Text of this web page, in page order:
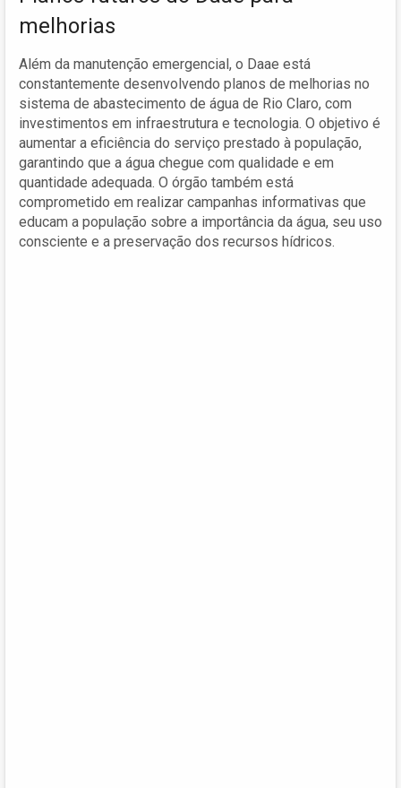
melhorias
Além da manutenção emergencial, o Daae está
constantemente desenvolvendo planos de melhorias no
sistema de abastecimento de água de Rio Claro, com
investimentos em infraestrutura e tecnologia. O objetivo é
aumentar a eficiência do serviço prestado à população,
garantindo que a água chegue com qualidade e em
quantidade adequada. O órgão também está
comprometido em realizar campanhas informativas que
educam a população sobre a importância da água, seu uso
consciente e a preservação dos recursos hídricos.